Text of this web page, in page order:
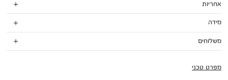
אחריות
מידה
משלוחים
מפרט טכני